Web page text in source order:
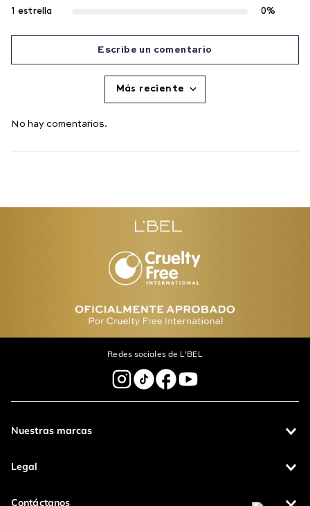
1 estrella
0%
Escribe un comentario
Título
Más reciente
No hay comentarios.
Redes sociales de L'BEL
Nuestras marcas
Legal
Contáctanos